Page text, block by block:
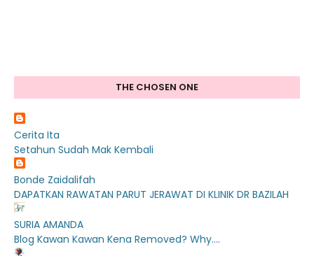
THE CHOSEN ONE
Cerita Ita
Setahun Sudah Mak Kembali
Bonde Zaidalifah
DAPATKAN RAWATAN PARUT JERAWAT DI KLINIK DR BAZILAH
SURIA AMANDA
Blog Kawan Kawan Kena Removed? Why....